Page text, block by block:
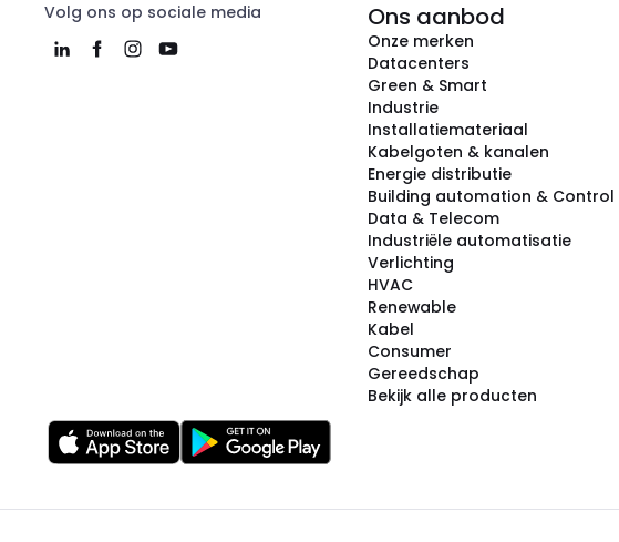
Volg ons op sociale media Ons aanbod
Onze merken
Datacenters
Green & Smart
Industrie
Installatiemateriaal
Kabelgoten & kanalen
Energie distributie
Building automation & Control
Data & Telecom
Industriële automatisatie
Verlichting
HVAC
Renewable
Kabel
Consumer
Gereedschap
Bekijk alle producten